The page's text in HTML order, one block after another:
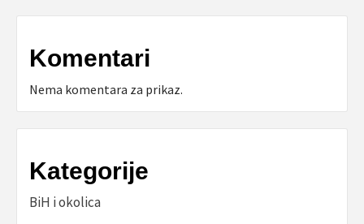
Komentari
Nema komentara za prikaz.
Kategorije
BiH i okolica